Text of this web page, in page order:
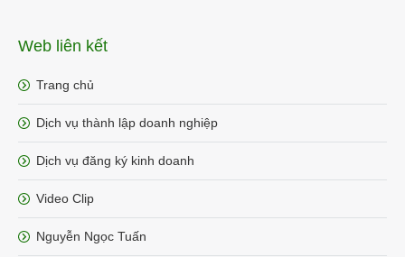
Web liên kết
Trang chủ
Dịch vụ thành lập doanh nghiệp
Dịch vụ đăng ký kinh doanh
Video Clip
Nguyễn Ngọc Tuấn